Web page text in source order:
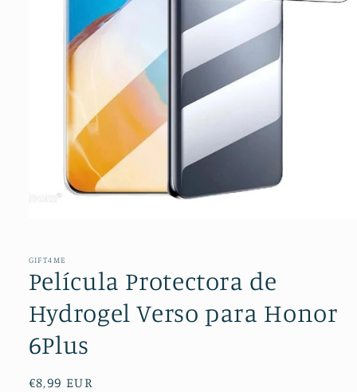
1
modal
GIFT4ME
Película Protectora de
Hydrogel Verso para Honor
6Plus
Preço
€8,99 EUR